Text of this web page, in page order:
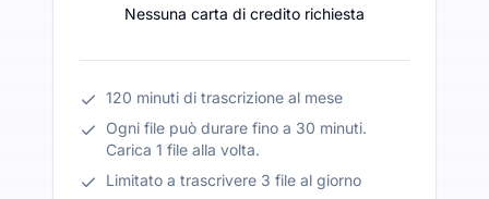
Nessuna carta di credito richiesta
120 minuti di trascrizione al mese
Ogni file può durare fino a 30 minuti.
Carica 1 file alla volta.
Limitato a trascrivere 3 file al giorno